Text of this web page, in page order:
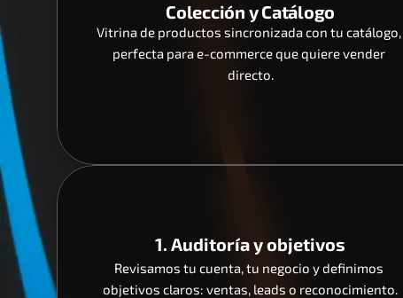
Colección y Catálogo
Vitrina de productos sincronizada con tu catálogo,
perfecta para e-commerce que quiere vender
directo.
1. Auditoría y objetivos
Revisamos tu cuenta, tu negocio y definimos
objetivos claros: ventas, leads o reconocimiento.